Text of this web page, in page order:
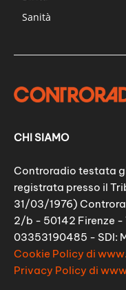
Sanità
CHI SIAMO
Controradio testata
registrata presso il
31/03/1976)
2/b - 50142 Firenze -
03353190485 - SDI:
Cookie Policy di
Privacy Policy di